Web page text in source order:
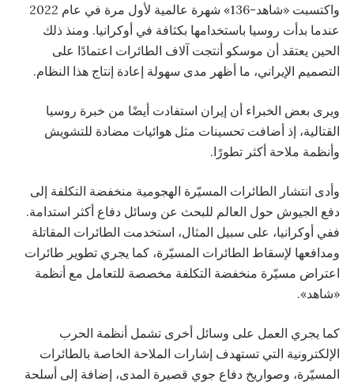
واكتسبت «شاهد-136» شهرة عالمية لأول مرة في عام 2022
عندما بدأت روسيا باستخدامها بكثافة في أوكرانيا. ومنذ ذلك
الحين يعتقد أن موسكو أنتجت آلاف الطائرات اعتمادًا على
التصميم الإيراني، ما أظهر مدى سهولة إعادة إنتاج هذا النظام.
ويرى بعض الخبراء أن إيران استفادت أيضًا من خبرة روسيا
القتالية، إذ أضافت تحسينات مثل هوائيات مضادة للتشويش
وأنظمة ملاحة أكثر تطورًا.
وأدى انتشار الطائرات المسيّرة الهجومية منخفضة التكلفة إلى
دفع الجيوش حول العالم للبحث عن وسائل دفاع أكثر استدامة.
ففي أوكرانيا، على سبيل المثال، استخدمت الطائرات المقاتلة
ومدافعها لإسقاط الطائرات المسيّرة، كما يجري تطوير طائرات
اعتراض مسيّرة منخفضة التكلفة مخصصة للتعامل مع أنظمة
«شاهد».
كما يجري العمل على وسائل أخرى تشمل أنظمة الحرب
الإلكترونية التي تستهدف إشارات الملاحة الخاصة بالطائرات
المسيّرة، وصواريخ دفاع جوي قصيرة المدى، إضافة إلى أسلحة